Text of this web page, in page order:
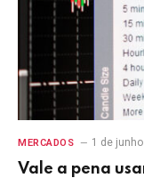
MERCADOS 1 de
Vale a pena